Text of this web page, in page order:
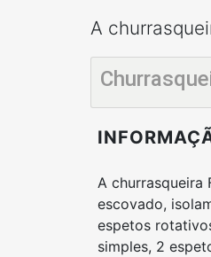
A
A churrasqueira
escovado,
espetos
simples, 2